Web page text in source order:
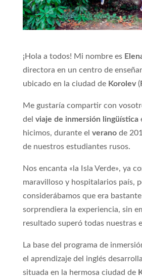
¡Hola a todos! Mi nombre es
directora en un centro de
ubicado en la ciudad de Korolev(
Me gustaría compartir con
del viaje de inmersión lingüística
hicimos, durante el veranode
de nuestros estudiantes rusos.
Nos encanta «la Isla Verde», ya
maravilloso y hospitalarios país,
considerábamos que era
sorprendiera la experiencia, sin
resultado superó todas nuestras
La base del programa de
el aprendizaje del inglés
situada en la hermosa ciudad de